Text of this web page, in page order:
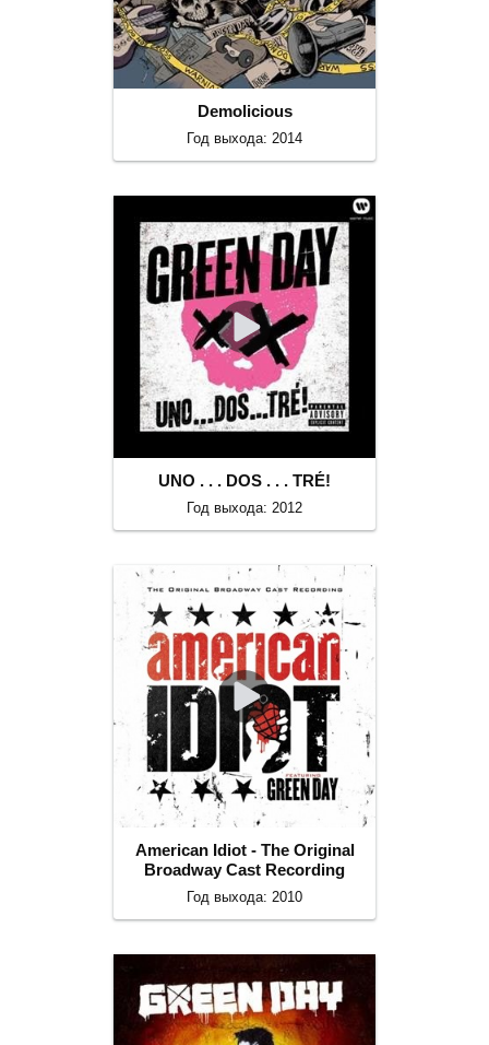
Demolicious
Год выхода: 2014
UNO . . . DOS . . . TRÉ!
Год выхода: 2012
American Idiot - The Original
Broadway Cast Recording
Год выхода: 2010